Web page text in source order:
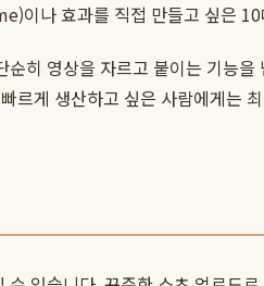
이나 효과를 직접 만들고 싶은
히 영상을 자르고 붙이는 기능
르게 생산하고 싶은 사람에게는